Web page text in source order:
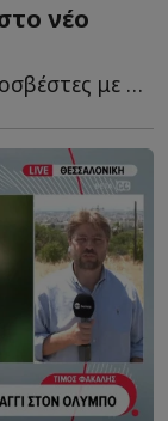
νέο
Στο σημείο έχουν σπεύσει 12 πυροσβέστες με τέσσερα οχήματα, ε...